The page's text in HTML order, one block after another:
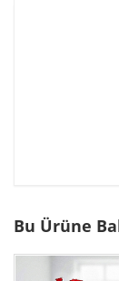
Bu Ürüne